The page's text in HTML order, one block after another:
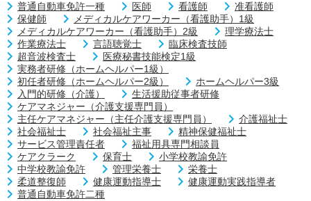
普通自動車免許一種 医師 看護師
准看護師
保健師
メディカルケアワーカー（看護助手）1級
メディカルケアワーカー（看護助手）2級
理学療法士
作業療法士
言語聴覚士
臨床検査技師
超音波検査士
医療秘書技能検定1級
実務者研修（ホームヘルパー1級）
初任者研修（ホームヘルパー2級）
ホームヘルパー3級
入門的研修（介護）
生活援助従事者研修
ケアマネジャー（介護支援専門員）
主任ケアマネジャー（主任介護支援専門員）
介護福祉士
社会福祉士
社会福祉主事
精神保健福祉士
サービス管理責任者
福祉用具専門相談員
ケアクラーク
保育士
小学校教諭免許
中学校教諭免許
管理栄養士
栄養士
柔道整復師
健康運動指導士
健康運動実践指導者
普通自動車免許二種